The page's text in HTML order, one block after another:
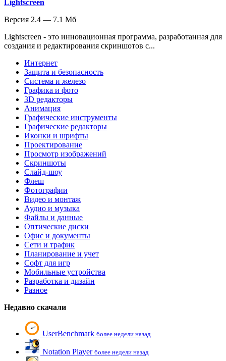
Lightscreen
Версия 2.4 — 7.1 Мб
Lightscreen - это инновационная программа, разработанная для
создания и редактирования скриншотов с...
Интернет
Защита и безопасность
Система и железо
Графика и фото
3D редакторы
Анимация
Графические инструменты
Графические редакторы
Иконки и шрифты
Проектирование
Просмотр изображений
Скриншоты
Слайд-шоу
Флеш
Фотографии
Видео и монтаж
Аудио и музыка
Файлы и данные
Оптические диски
Офис и документы
Сети и трафик
Планирование и учет
Софт для игр
Мобильные устройства
Разработка и дизайн
Разное
Недавно скачали
UserBenchmark более недели назад
Notation Player более недели назад